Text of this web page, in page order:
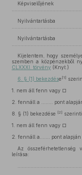
Kijelentem, hogy
szemben a közpénzekből
CLXXXI. törvény (Knyt.)
6. § (1) bekezdése [1]
1.
nem áll fenn vagy □
2. fennáll a ........ pont
8.
§ (1) bekezdése [2]
1.
nem áll fenn vagy □
2. fennáll a....... pont
Az összeférhetetlenség
leírása: